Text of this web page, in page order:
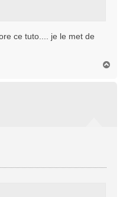
ce tuto.... je le met de